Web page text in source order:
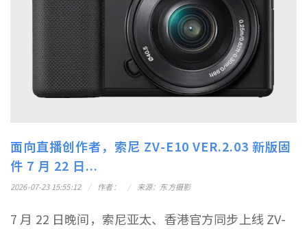
面向直播创作者，索尼 ZV-E10 VER.2.03 新版固
件 7 月 22 日...
2026-07-23 15:55:12 作者： 来源：东方摄影
7 月 22 日晚间，索尼亚太、香港官方同步上线 ZV-